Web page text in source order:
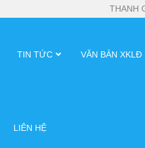
THANH
TIN TỨC VĂN BẢN XKLĐ
LIÊN HỆ